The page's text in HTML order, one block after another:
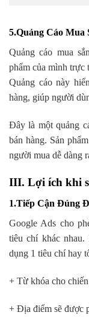
5.Quảng Cáo Mua
Quảng cáo mua
phẩm của mình trực
Quảng cáo này
hàng, giúp người
Đây là một quảng
bán hàng. Sản
người mua dễ dàng
III. Lợi ích khi
1.Tiếp Cận Đúng
Google Ads cho
tiêu chí khác
dụng 1 tiêu chí hay
+ Từ khóa cho
+ Địa điểm sẽ được